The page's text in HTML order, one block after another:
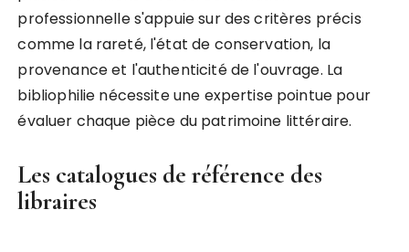
professionnelle s'appuie sur des critères précis
comme la rareté, l'état de conservation, la
provenance et l'authenticité de l'ouvrage. La
bibliophilie nécessite une expertise pointue pour
évaluer chaque pièce du patrimoine littéraire.
Les catalogues de référence des
libraires